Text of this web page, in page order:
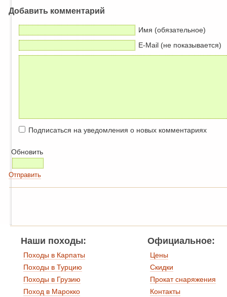
Добавить комментарий
Имя (обязательное)
E-Mail (не показывается)
Подписаться на уведомления о новых комментариях
Обновить
Отправить
Наши походы:
Походы в Карпаты
Походы в Турцию
Походы в Грузию
Поход в Марокко
Официальное:
Цены
Скидки
Прокат снаряжения
Контакты